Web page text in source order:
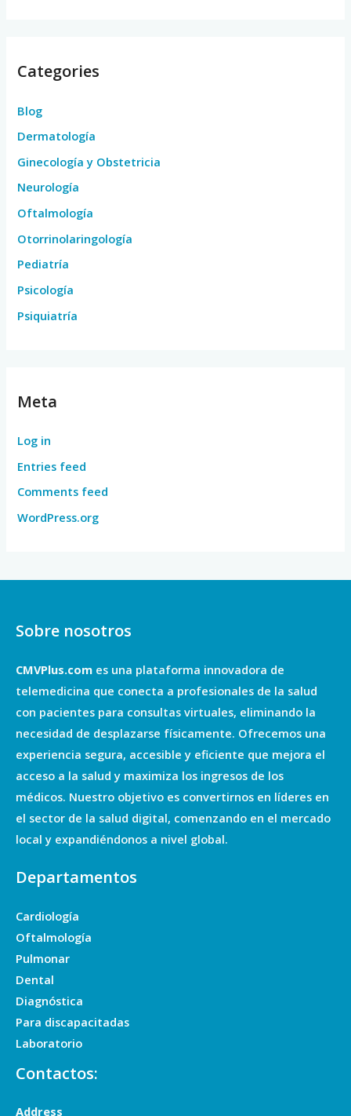
Categories
Blog
Dermatología
Ginecología y Obstetricia
Neurología
Oftalmología
Otorrinolaringología
Pediatría
Psicología
Psiquiatría
Meta
Log in
Entries feed
Comments feed
WordPress.org
Sobre nosotros
CMVPlus.com es una plataforma innovadora de
telemedicina que conecta a profesionales de la salud
con pacientes para consultas virtuales, eliminando la
necesidad de desplazarse físicamente. Ofrecemos una
experiencia segura, accesible y eficiente que mejora el
acceso a la salud y maximiza los ingresos de los
médicos. Nuestro objetivo es convertirnos en líderes en
el sector de la salud digital, comenzando en el mercado
local y expandiéndonos a nivel global.
Departamentos
Cardiología
Oftalmología
Pulmonar
Dental
Diagnóstica
Para discapacitadas
Laboratorio
Contactos:
Address